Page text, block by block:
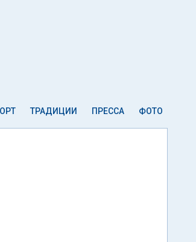
ТРАДИЦИИ ПРЕССА ФОТО